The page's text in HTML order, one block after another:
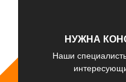
НУЖНА
Наши